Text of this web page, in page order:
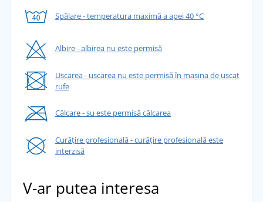
Spălare - temperatura maximă a apei 40 °C
Albire - albirea nu este permisă
Uscarea - uscarea nu este permisă în mașina de uscat
rufe
Călcare - su este permisă călcarea
Curățire profesională - curățire profesională este
interzisă
V-ar putea interesa